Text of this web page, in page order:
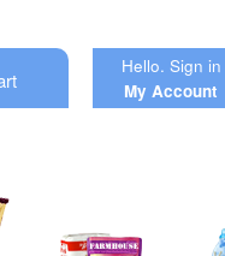
Hello. Sign in
My Account